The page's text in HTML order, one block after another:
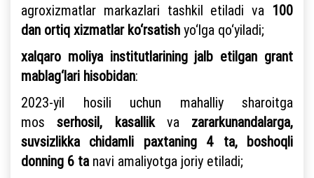
agroxizmatlar markazlari tashkil etiladi va 100
dan ortiq xizmatlar ko‘rsatish yo‘lga qo‘yiladi;
xalqaro moliya institutlarining jalb etilgan grant
mablag‘lari hisobidan:
2023-yil hosili uchun mahalliy sharoitga
mosserhosil, kasallik vazararkunandalarga,
suvsizlikka chidamli paxtaning 4 ta, boshoqli
donning 6 ta navi amaliyotga joriy etiladi;